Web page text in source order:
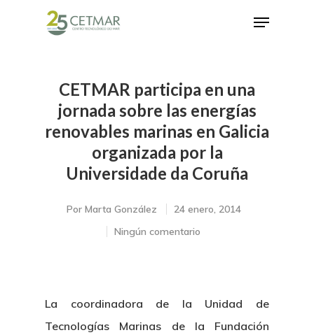
Hit enter to search or ESC to close
CETMAR participa en una
jornada sobre las energías
renovables marinas en Galicia
organizada por la
Universidade da Coruña
Por Marta González
24 enero, 2014
Ningún comentario
La coordinadora de la Unidad de
Tecnologías Marinas de la Fundación